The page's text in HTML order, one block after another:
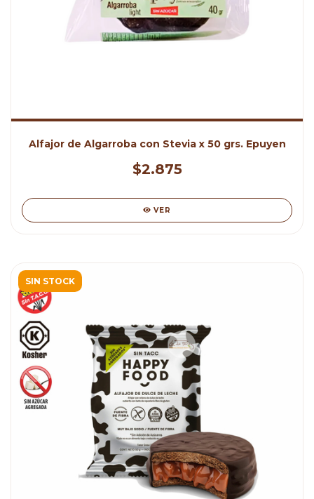
Alfajor de Algarroba con Stevia x 50 grs. Epuyen
$2.875
VER
SIN STOCK